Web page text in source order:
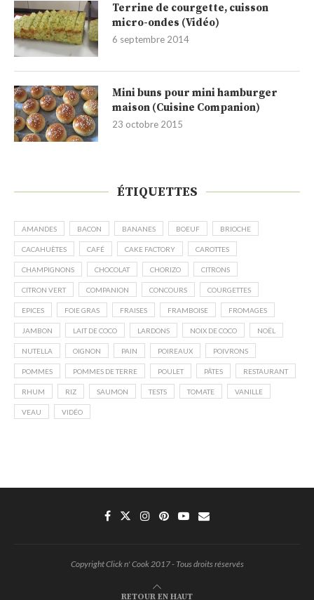
Terrine de courgette, cuisson
micro-ondes (Vidéo)
6 septembre 2014
Mini buns pour mini hamburger
maison (Cuisine Companion)
23 octobre 2015
ÉTIQUETTES
AMANDES BACON BANANES BOEUF BRIOCHE
CACAHUÈTES CAFÉ CAKE FACTORY CAROTTES
CHAMPIGNONS CHOCOLAT CHORIZO CITRONS
CITRON VERT COMPANION CONCOURS COURGETTES
EPICES FOIE GRAS FRAISES FRAMBOISE FROMAGES
JAMBON LAIT DE COCO LARDONS NOIX DE COCO NOËL
NUTELLA OIGNON PAIN POIREAUX POIVRONS
POMMES POMMES DE TERRE POULET PÂTES RESTAURANT
RHUM RIZ SAUMON TESTS TOMATE VANILLE
VEAU VIDÉO
Copyright Click n' Cook 2017 - Tous droits réservés
RETOUR EN HAUT